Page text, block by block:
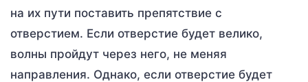
на их пути поставить препятствие с
отверстием. Если отверстие будет велико,
волны пройдут через него, не меняя
направления. Однако, если отверстие будет